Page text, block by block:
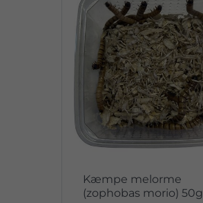
Kæmpe melorme
(zophobas morio) 50g